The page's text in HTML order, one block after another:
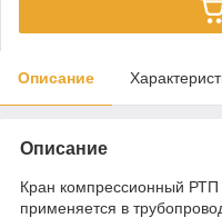
Описание
Описание
Кран компрессионный РТП
применяется в